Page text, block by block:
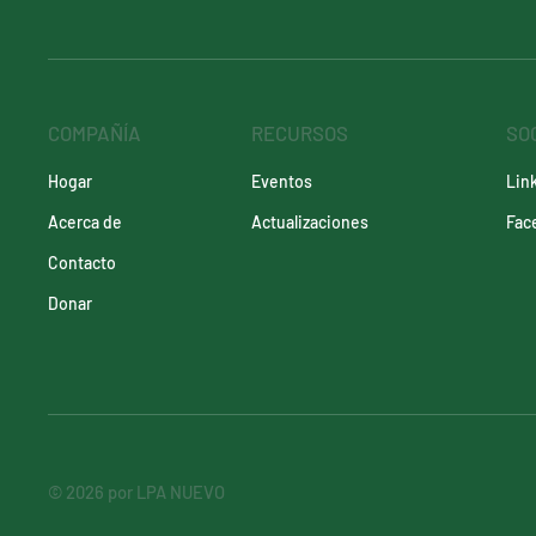
COMPAÑÍA
Hogar
Acerca de
Contacto
Donar
RECURSOS
Eventos
Actualizaciones
© 2026 por LPA NUEVO